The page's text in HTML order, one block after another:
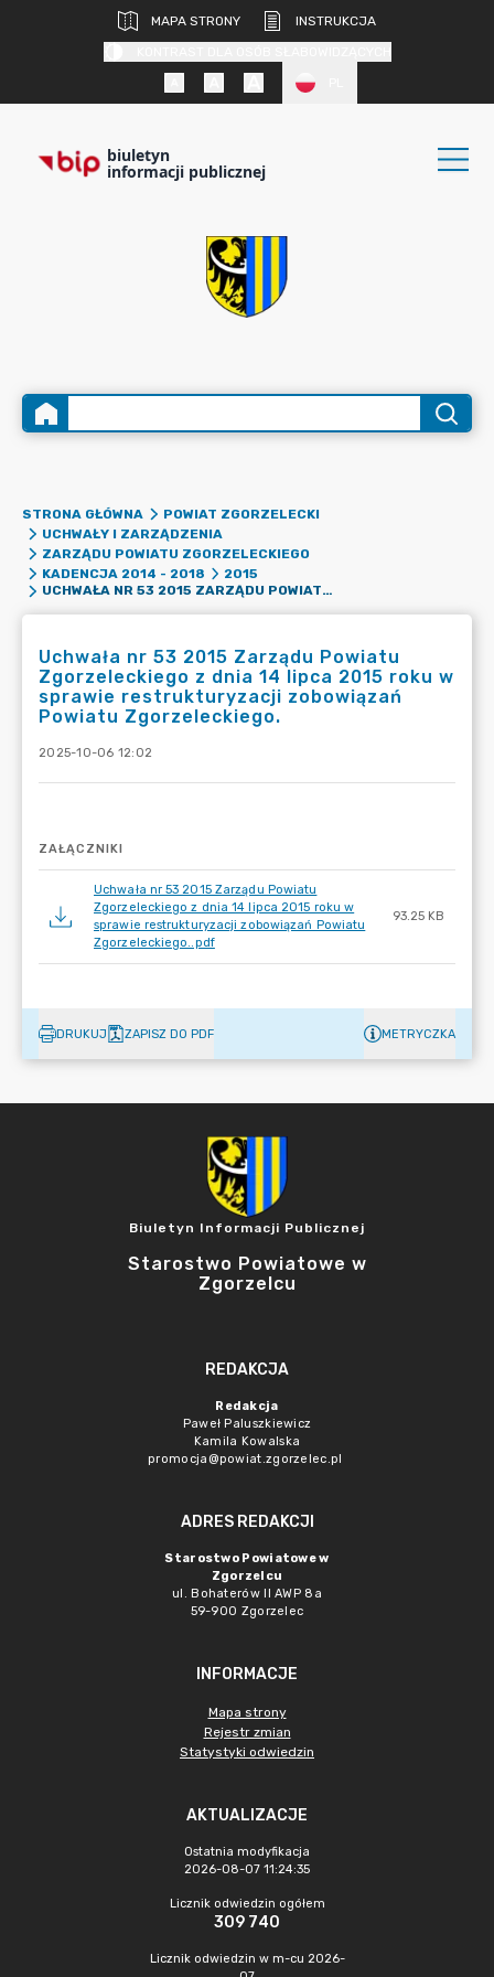
MAPA STRONY
INSTRUKCJA
biuletyn
informacji publicznej
STRONA GŁÓWNA
POWIAT ZGORZELECKI
UCHWAŁY I ZARZĄDZENIA
ZARZĄDU POWIATU ZGORZELECKIEGO
KADENCJA 2014 - 2018
2015
UCHWAŁA NR 53 2015 ZARZĄDU POWIATU ZGORZELECKIEGO Z DNIA 14 LIPCA 2015 ROKU W SPRAWIE RESTRUKTURYZACJI ZOBOWIĄZAŃ POWIATU ZGORZELECKIEGO.
Uchwała nr 53 2015 Zarządu Powiatu
Zgorzeleckiego z dnia 14 lipca 2015 roku w
sprawie restrukturyzacji zobowiązań
Powiatu Zgorzeleckiego.
2025-10-06 12:02
ZAŁĄCZNIKI
Uchwała nr 53 2015 Zarządu Powiatu
Zgorzeleckiego z dnia 14 lipca 2015 roku w
sprawie restrukturyzacji zobowiązań Powiatu
Zgorzeleckiego..pdf
93.25 KB
DRUKUJ ZAPISZ DO PDF METRYCZKA
Biuletyn Informacji Publicznej
Starostwo Powiatowe w
Zgorzelcu
REDAKCJA
Redakcja
Paweł Paluszkiewicz
Kamila Kowalska
promocja@powiat.zgorzelec.pl
ADRES REDAKCJI
Starostwo Powiatowe w
Zgorzelcu
ul. Bohaterów II AWP 8a
59-900 Zgorzelec
INFORMACJE
Mapa strony
Rejestr zmian
Statystyki odwiedzin
AKTUALIZACJE
Ostatnia modyfikacja
2026-08-07 11:24:35
Licznik odwiedzin ogółem
309 740
Licznik odwiedzin w m-cu 2026-